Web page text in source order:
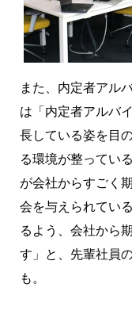
また、内定者アル
は「内定者アルバ
長している姿を目
る環境が整ってい
が会社からすごく
会を与えられてい
るよう、会社から
す」と、先輩社員
も。